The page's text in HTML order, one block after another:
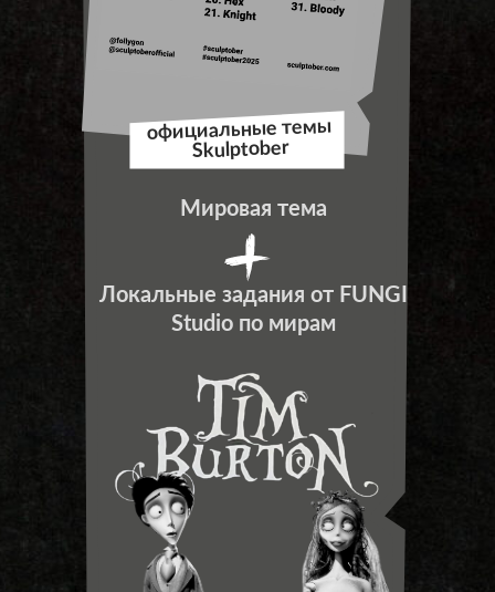
официальные темы
Skulptober
Мировая тема
Локальные задания от FUNGI
Studio по мирам